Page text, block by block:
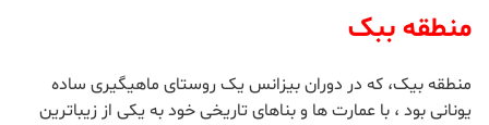
منطقه ببک
منطقه بیک، که در دوران بیزانس یک روستای ماهیگیری ساده
یونانی بود ، با عمارت ها و بناهای تاریخی خود به یکی از زیباترین